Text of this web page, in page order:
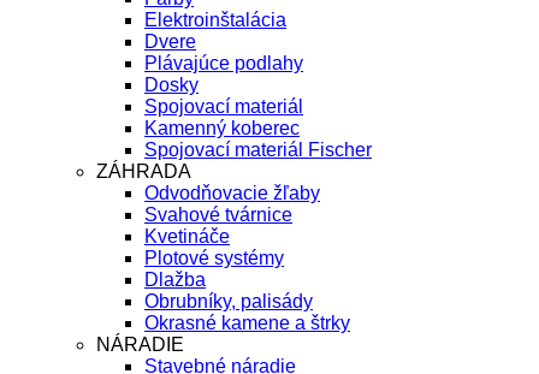
Elektroinštalácia
Dvere
Plávajúce podlahy
Dosky
Spojovací materiál
Kamenný koberec
Spojovací materiál Fischer
ZÁHRADA
Odvodňovacie žľaby
Svahové tvárnice
Kvetináče
Plotové systémy
Dlažba
Obrubníky, palisády
Okrasné kamene a štrky
NÁRADIE
Stavebné náradie